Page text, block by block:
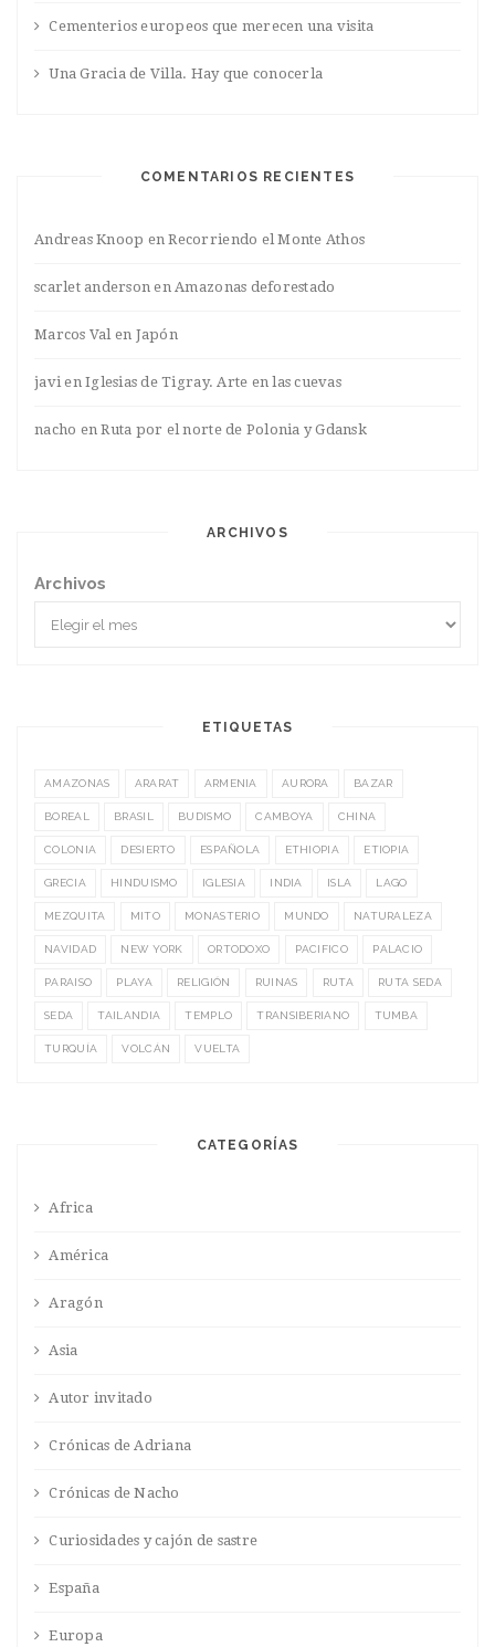
Cementerios europeos que merecen una visita
Una Gracia de Villa. Hay que conocerla
COMENTARIOS RECIENTES
Andreas Knoop enRecorriendo el Monte Athos
scarlet anderson enAmazonas deforestado
Marcos Valen Japón
javienIglesias de Tigray. Arte en las cuevas
nacho enRuta por el norte de Polonia y Gdansk
ARCHIVOS
Archivos
ETIQUETAS
AMAZONAS ARARAT ARMENIA AURORA BAZAR
BOREAL BRASIL BUDISMO CAMBOYA CHINA
COLONIA DESIERTO ESPAÑOLA ETHIOPIA ETIOPIA
GRECIA HINDUISMO IGLESIA INDIA ISLA LAGO
MEZQUITA MITO MONASTERIO MUNDO NATURALEZA
NAVIDAD NEW YORK ORTODOXO PACIFICO PALACIO
PARAISO PLAYA RELIGIÓN RUINAS RUTA RUTA SEDA
SEDA TAILANDIA TEMPLO TRANSIBERIANO TUMBA
TURQUÍA VOLCÁN VUELTA
CATEGORÍAS
Africa
América
Aragón
Asia
Autor invitado
Crónicas de Adriana
Crónicas de Nacho
Curiosidades y cajón de sastre
España
Europa